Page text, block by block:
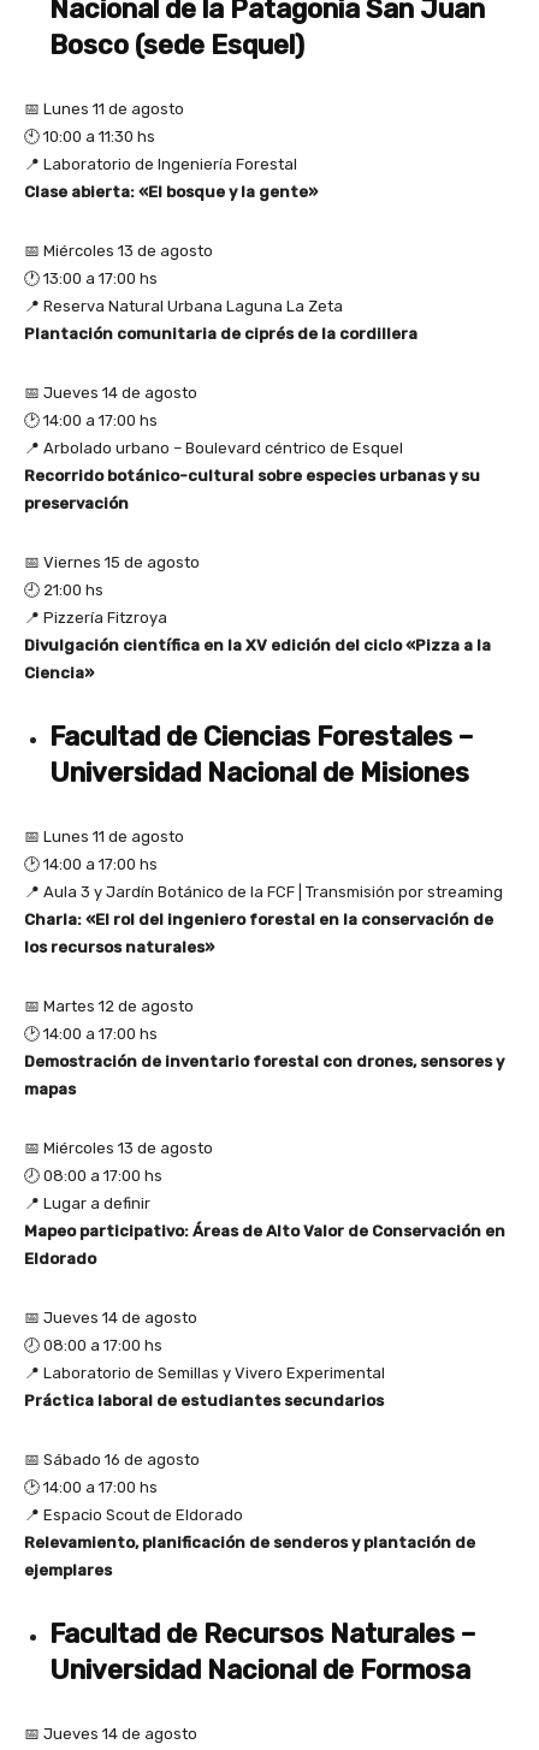
Nacional de la Patagonia San Juan
Bosco (sede Esquel)
📅 Lunes 11 de agosto
🕙 10:00 a 11:30 hs
📍 Laboratorio de Ingeniería Forestal
Clase abierta: «El bosque y la gente»
📅 Miércoles 13 de agosto
🕐 13:00 a 17:00 hs
📍 Reserva Natural Urbana Laguna La Zeta
Plantación comunitaria de ciprés de la cordillera
📅 Jueves 14 de agosto
🕑 14:00 a 17:00 hs
📍 Arbolado urbano – Boulevard céntrico de Esquel
Recorrido botánico-cultural sobre especies urbanas y su
preservación
📅 Viernes 15 de agosto
🕘 21:00 hs
📍 Pizzería Fitzroya
Divulgación científica en la XV edición del ciclo «Pizza a la
Ciencia»
Facultad de Ciencias Forestales –
Universidad Nacional de Misiones
📅 Lunes 11 de agosto
🕑 14:00 a 17:00 hs
📍 Aula 3 y Jardín Botánico de la FCF | Transmisión por streaming
Charla: «El rol del ingeniero forestal en la conservación de
los recursos naturales»
📅 Martes 12 de agosto
🕑 14:00 a 17:00 hs
Demostración de inventario forestal con drones, sensores y
mapas
📅 Miércoles 13 de agosto
🕗 08:00 a 17:00 hs
📍 Lugar a definir
Mapeo participativo: Áreas de Alto Valor de Conservación en
Eldorado
📅 Jueves 14 de agosto
🕗 08:00 a 17:00 hs
📍 Laboratorio de Semillas y Vivero Experimental
Práctica laboral de estudiantes secundarios
📅 Sábado 16 de agosto
🕑 14:00 a 17:00 hs
📍 Espacio Scout de Eldorado
Relevamiento, planificación de senderos y plantación de
ejemplares
Facultad de Recursos Naturales –
Universidad Nacional de Formosa
📅 Jueves 14 de agosto